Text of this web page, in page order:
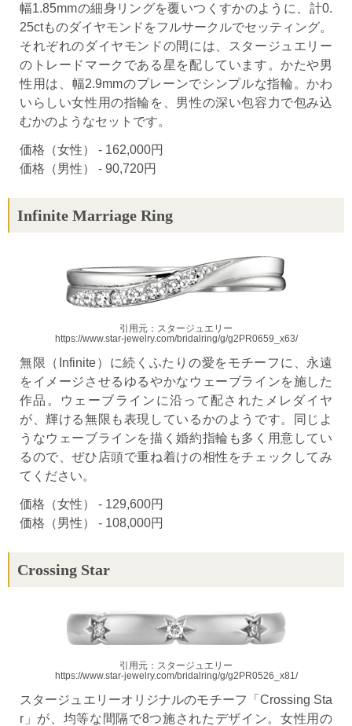
幅1.85mmの細身リングを覆いつくすかのように、計0.
25ctものダイヤモンドをフルサークルでセッティング。
それぞれのダイヤモンドの間には、スタージュエリー
のトレードマークである星を配しています。かたや男
性用は、幅2.9mmのプレーンでシンプルな指輪。かわ
いらしい女性用の指輪を、男性の深い包容力で包み込
むかのようなセットです。
価格（女性） - 162,000円
価格（男性） - 90,720円
Infinite Marriage Ring
引用元：スタージュエリー
https://www.star-jewelry.com/bridalring/g/g2PR0659_x63/
無限（Infinite）に続くふたりの愛をモチーフに、永遠
をイメージさせるゆるやかなウェーブラインを施した
作品。ウェーブラインに沿って配されたメレダイヤ
が、輝ける無限も表現しているかのようです。同じよ
うなウェーブラインを描く婚約指輪も多く用意してい
るので、ぜひ店頭で重ね着けの相性をチェックしてみ
てください。
価格（女性） - 129,600円
価格（男性） - 108,000円
Crossing Star
引用元：スタージュエリー
https://www.star-jewelry.com/bridalring/g/g2PR0526_x81/
スタージュエリーオリジナルのモチーフ「Crossing Sta
r」が、均等な間隔で8つ施されたデザイン。女性用の